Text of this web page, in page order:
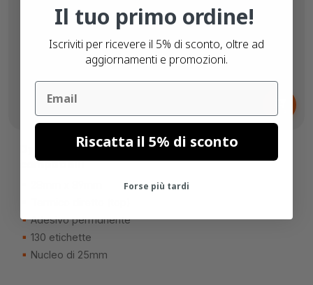
€
Dymo 99010 / S0722370 etichette
compatibili
Adesivo permanente
130 etichette
Nucleo di 25mm
Il tuo primo ordine!
Iscriviti per ricevere il 5% di sconto, oltre ad
aggiornamenti e promozioni.
Email
Riscatta il 5% di sconto
Forse più tardi